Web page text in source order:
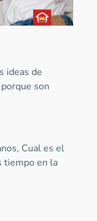
ideas de
son
Cual es el
tiempo en la